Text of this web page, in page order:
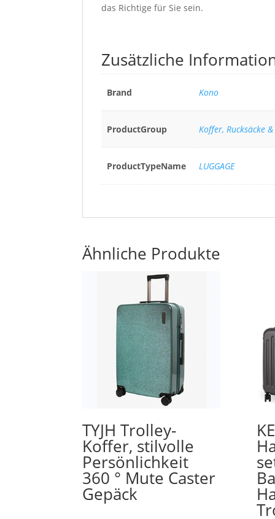
das Richtige für Sie sein.
Zusätzliche
Brand Kono
ProductGroup Koffer, Rucksäcke
ProductTypeName LUGGAGE
Ähnliche Produkte
TYJH Trolley-
Koffer, stilvolle
Persönlichkeit
360 ° Mute Caster
Gepäck